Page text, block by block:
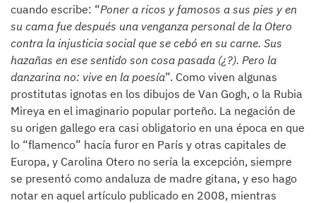
cuando escribe: “Poner a ricos y famosos a sus pies y en
su cama fue después una venganza personal de la Otero
contra la injusticia social que se cebó en su carne. Sus
hazañas en ese sentido son cosa pasada (¿?). Pero la
danzarina no: vive en la poesía”. Como viven algunas
prostitutas ignotas en los dibujos de Van Gogh, o la Rubia
Mireya en el imaginario popular porteño. La negación de
su origen gallego era casi obligatorio en una época en que
lo “flamenco” hacía furor en París y otras capitales de
Europa, y Carolina Otero no sería la excepción, siempre
se presentó como andaluza de madre gitana, y eso hago
notar en aquel artículo publicado en 2008, mientras